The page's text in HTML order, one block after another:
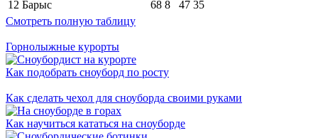
12 Барыс 68 8 47 35
Смотреть полную таблицу
Горнолыжные курорты
Как подобрать сноуборд по росту
Как сделать чехол для сноуборда своими руками
Как научиться кататься на сноуборде